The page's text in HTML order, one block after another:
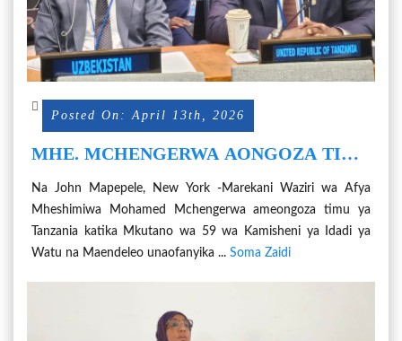
Posted On: April 13th, 2026
MHE. MCHENGERWA AONGOZA TIMU
KAMISHENI YA IDADI YA WATU NA
MAENDELEO NCHINI MAREKANI
Na John Mapepele, New York -Marekani Waziri wa Afya
Mheshimiwa Mohamed Mchengerwa ameongoza timu ya
Tanzania katika Mkutano wa 59 wa Kamisheni ya Idadi ya
Watu na Maendeleo unaofanyika ... Soma Zaidi